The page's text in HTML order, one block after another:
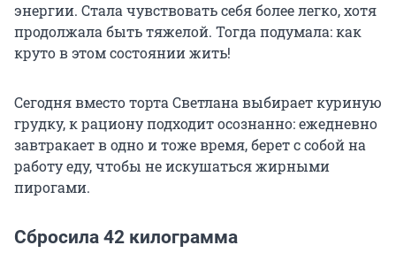
энергии. Стала чувствовать себя более легко, хотя
продолжала быть тяжелой. Тогда подумала: как
круто в этом состоянии жить!
Сегодня вместо торта Светлана выбирает куриную
грудку, к рациону подходит осознанно: ежедневно
завтракает в одно и тоже время, берет с собой на
работу еду, чтобы не искушаться жирными
пирогами.
Сбросила 42 килограмма